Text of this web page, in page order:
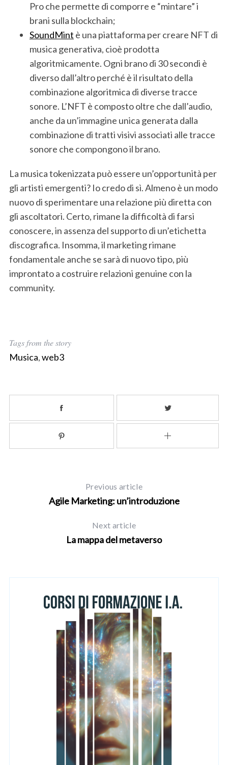
Pro che permette di comporre e “mintare” i
brani sulla blockchain;
SoundMint è una piattaforma per creare NFT di
musica generativa, cioè prodotta
algoritmicamente. Ogni brano di 30 secondi è
diverso dall’altro perché è il risultato della
combinazione algoritmica di diverse tracce
sonore. L’NFT è composto oltre che dall’audio,
anche da un’immagine unica generata dalla
combinazione di tratti visivi associati alle tracce
sonore che compongono il brano.
La musica tokenizzata può essere un’opportunità per
gli artisti emergenti? Io credo di sì. Almeno è un modo
nuovo di sperimentare una relazione più diretta con
gli ascoltatori. Certo, rimane la difficoltà di farsi
conoscere, in assenza del supporto di un’etichetta
discografica. Insomma, il marketing rimane
fondamentale anche se sarà di nuovo tipo, più
improntato a costruire relazioni genuine con la
community.
Tags from the story
Musica,web3
Previous article
Agile Marketing: un’introduzione
Next article
La mappa del metaverso